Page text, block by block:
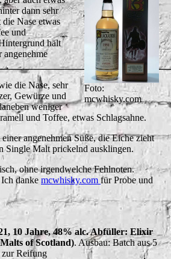
Foto:
mcwhisky.com
dann sehr
Nase etwas
und
hält
angenehme
die Nase, sehr
Gewürze und
weniger
und Toffee, etwas Schlagsahne.
angenehmen Süße, die Eiche zieht
Single Malt prickelnd ausklingen.
ohne irgendwelche Fehlnoten.
Ich danke mcwhisky.com für Probe und
10 Jahre, 48% alc. Abfüller: Elixir
of Scotland). Ausbau: Batch aus 5
zur Reifung